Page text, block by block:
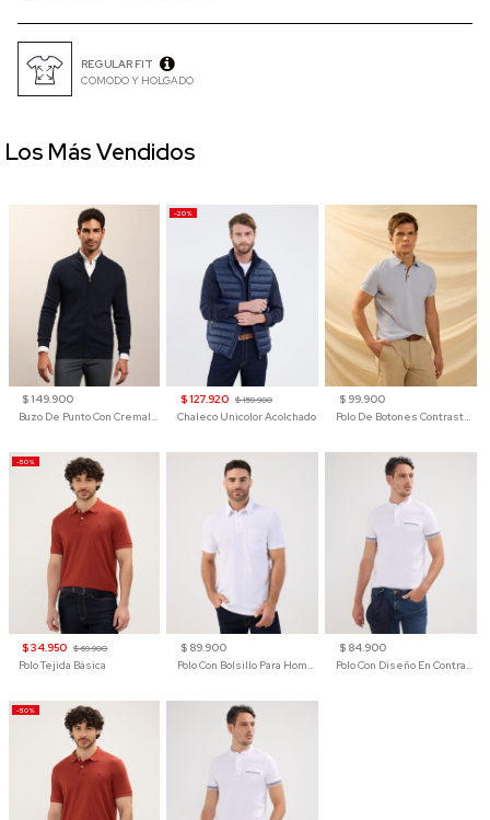
REGULAR FIT
COMODO Y HOLGADO
$ 149.900
Buzo De Punto Con Cremallera Para Hombre
-20%
$ 127.920 $ 159.900
Chaleco Unicolor Acolchado
$ 99.900
Polo De Botones Contraste Para Hombre
-50%
$ 34.950 $ 69.900
Polo Tejida Básica
$ 89.900
Polo Con Bolsillo Para Hombre
$ 84.900
Polo Con Diseño En Contraste
-50%
Los Más Vendidos